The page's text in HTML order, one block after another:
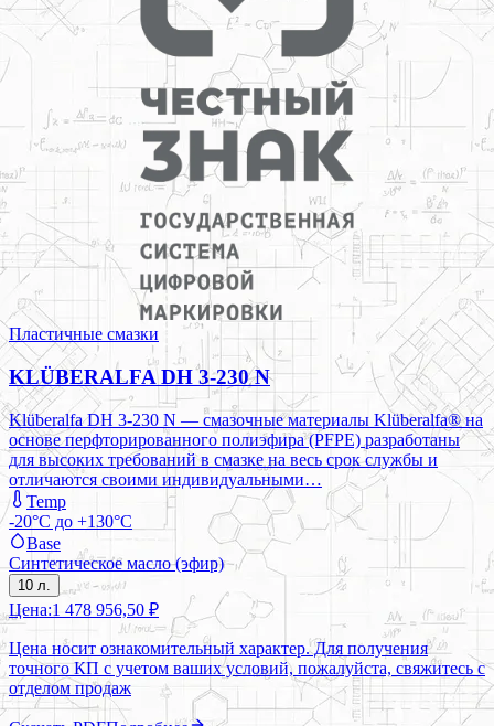
Пластичные смазки
KLÜBERALFA DH 3-230 N
Klüberalfa DH 3-230 N — смазочные материалы Klüberalfa® на
основе перфторированного полиэфира (PFPE) разработаны
для высоких требований в смазке на весь срок службы и
отличаются своими индивидуальными…
Temp
-20°C до +130°C
Base
Синтетическое масло (эфир)
10 л.
Цена:1 478 956,50 ₽
Цена носит ознакомительный характер. Для получения
точного КП с учетом ваших условий, пожалуйста, свяжитесь с
отделом продаж